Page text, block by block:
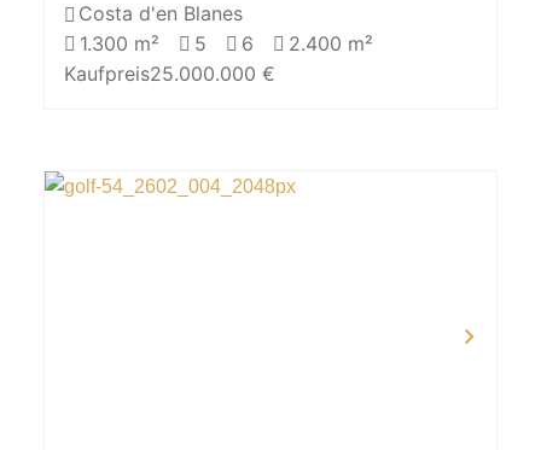
Costa d'en Blanes
1.300 m²
5 6
2.400 m²
Kaufpreis25.000.000 €